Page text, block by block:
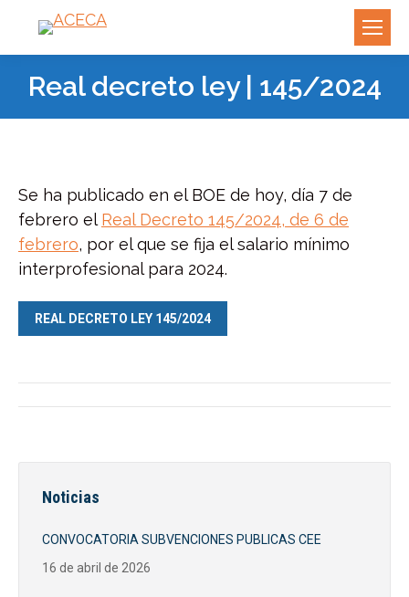
Real decreto ley | 145/2024
Se ha publicado en el BOE de hoy, día 7 de
febrero el Real Decreto 145/2024, de 6 de
febrero, por el que se fija el salario mínimo
interprofesional para 2024.
REAL DECRETO LEY 145/2024
Navegación
entre
publicaciones
Noticias
CONVOCATORIA SUBVENCIONES PUBLICAS CEE
16 de abril de 2026